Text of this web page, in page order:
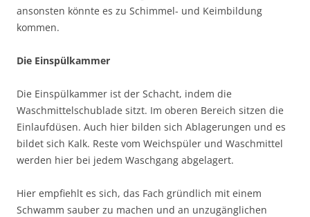
ansonsten könnte es zu Schimmel- und Keimbildung
kommen.
Die Einspülkammer
Die Einspülkammer ist der Schacht, indem die
Waschmittelschublade sitzt. Im oberen Bereich sitzen die
Einlaufdüsen. Auch hier bilden sich Ablagerungen und es
bildet sich Kalk. Reste vom Weichspüler und Waschmittel
werden hier bei jedem Waschgang abgelagert.
Hier empfiehlt es sich, das Fach gründlich mit einem
Schwamm sauber zu machen und an unzugänglichen